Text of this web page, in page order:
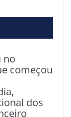
no
começou
dos